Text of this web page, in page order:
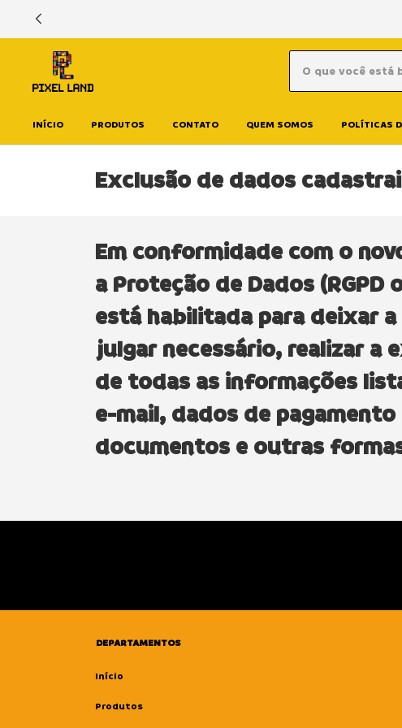
INÍCIO PRODUTOS CONTATO QUEM SOMOS POLÍTICAS
Exclusão de dados
Em conformidade com o
a Proteção de Dados (RGPD
está habilitada para deixar
julgar necessário, realizar a
de todas as informações
e-mail, dados de pagamento
documentos e outras
DEPARTAMENTOS
Início
Produtos